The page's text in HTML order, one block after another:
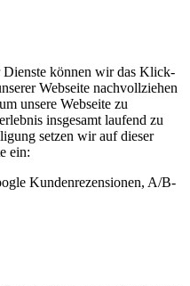
Dienste können wir das Klick-
Webseite nachvollziehen
unsere Webseite zu
insgesamt laufend zu
setzen wir auf dieser
ein:
Kundenrezensionen, A/B-